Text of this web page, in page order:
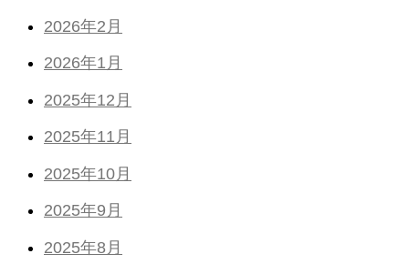
2026年2月
2026年1月
2025年12月
2025年11月
2025年10月
2025年9月
2025年8月